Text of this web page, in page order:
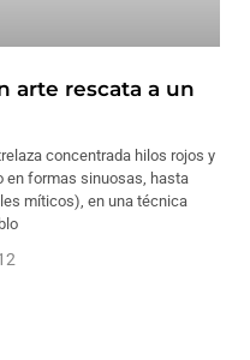
arte rescata a un
concentrada hilos rojos y
en formas sinuosas, hasta
míticos), en una técnica